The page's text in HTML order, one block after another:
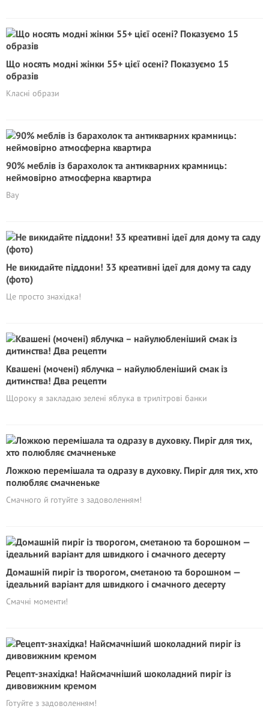
Що носять модні жінки 55+ цієї осені? Показуємо 15
образів
Класні образи
90% меблів із барахолок та антикварних крамниць:
неймовірно атмосферна квартира
Вау
Не викидайте піддони! 33 креативні ідеї для дому та саду
(фото)
Це просто знахідка!
Квашені (мочені) яблучка – найулюбленіший смак із
дитинства! Два рецепти
Щороку я закладаю зелені яблука в трилітрові банки
Ложкою перемішала та одразу в духовку. Пиріг для тих, хто
полюбляє смачненьке
Смачного й готуйте з задоволенням!
Домашній пиріг із творогом, сметаною та борошном —
ідеальний варіант для швидкого і смачного десерту
Смачні моменти!
Рецепт-знахідка! Найсмачніший шоколадний пиріг із
дивовижним кремом
Готуйте з задоволенням!